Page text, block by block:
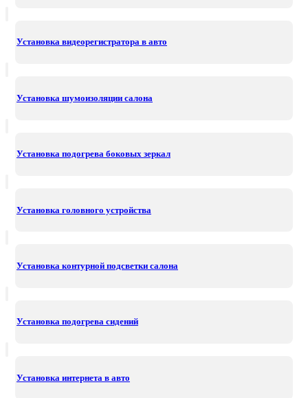
Установка видеорегистратора в авто
Установка шумоизоляции салона
Установка подогрева боковых зеркал
Установка головного устройства
Установка контурной подсветки салона
Установка подогрева сидений
Установка интернета в авто